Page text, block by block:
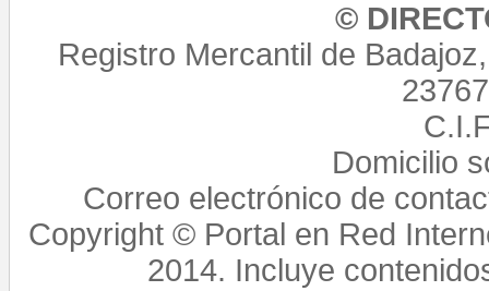
©
Registro Mercantil de
Domicilio
Correo electrónico de
Copyright © Portal en Red
2014. Incluye